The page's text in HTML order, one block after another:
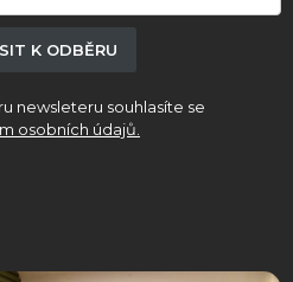
K ODBĚRU
newsleteru souhlasíte se
osobních údajů.